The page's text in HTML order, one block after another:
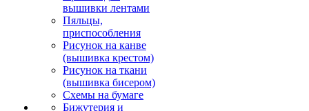
вышивки лентами
Пяльцы,
приспособления
Рисунок на канве
(вышивка крестом)
Рисунок на ткани
(вышивка бисером)
Схемы на бумаге
Бижутерия и